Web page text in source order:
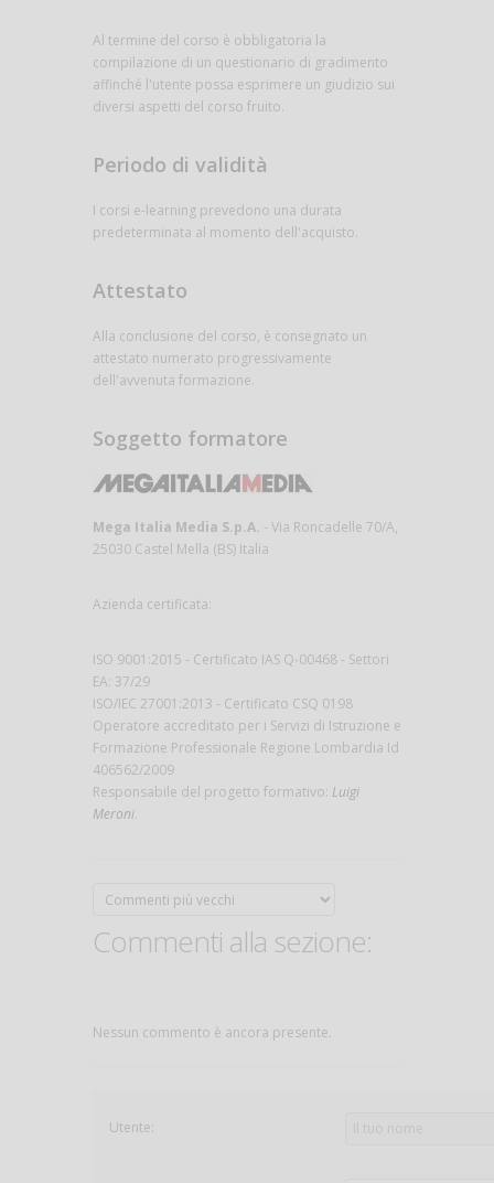
Al termine del corso è obbligatoria la
compilazione di un questionario di gradimento
affinché l'utente possa esprimere un giudizio sui
diversi aspetti del corso fruito.
Periodo di validità
I corsi e-learning prevedono una durata
predeterminata al momento dell'acquisto.
Attestato
Alla conclusione del corso, è consegnato un
attestato numerato progressivamente
dell'avvenuta formazione.
Soggetto formatore
Mega Italia Media S.p.A. - Via Roncadelle 70/A,
25030 Castel Mella (BS) Italia
Azienda certificata:
ISO 9001:2015 - Certificato IAS Q-00468 - Settori
EA: 37/29
ISO/IEC 27001:2013 - Certificato CSQ 0198
Operatore accreditato per i Servizi di Istruzione e
Formazione Professionale Regione Lombardia Id
406562/2009
Responsabile del progetto formativo: Luigi
Meroni.
Commenti alla sezione:
Nessun commento è ancora presente.
Utente: